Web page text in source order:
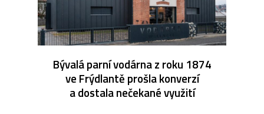
Bývalá parní vodárna z roku 1874
ve Frýdlantě prošla konverzí
a dostala nečekané využití